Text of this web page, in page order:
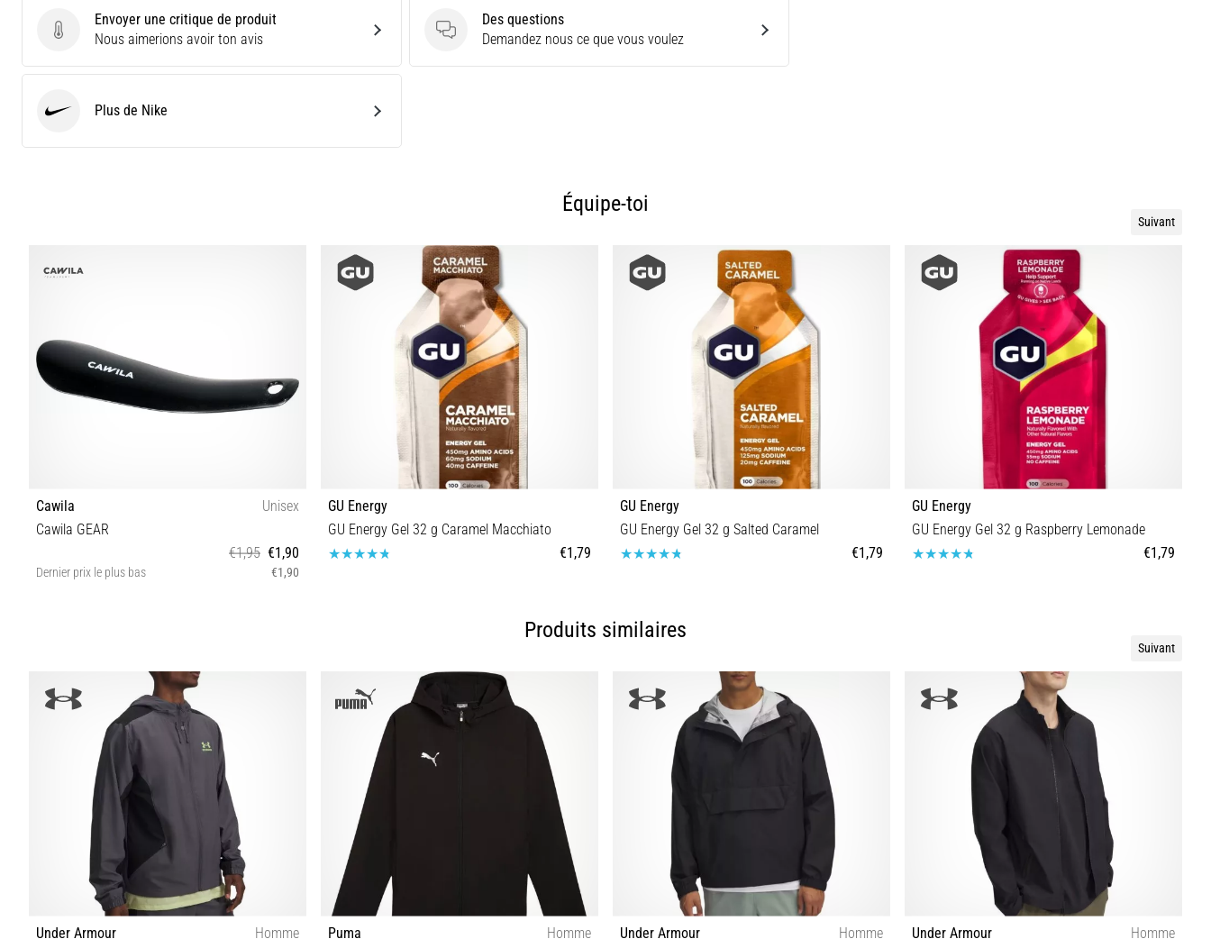
Envoyer une critique de produit
Envoyer une critique de produit
Nous aimerions avoir ton avis
Des questions
Des questions
Demandez nous ce que vous voulez
Plus de Nike
Équipe-toi
Cawila
Unisex
Cawila GEAR
€1,95 €1,90
Dernier prix le plus bas €1,90
GU Energy
GU Energy Gel 32 g Caramel Macchiato
€1,79
GU Energy
GU Energy Gel 32 g Salted Caramel
€1,79
GU Energy
GU Energy Gel 32 g Raspberry Lemonade
€1,79
Suivant
Produits similaires
Under Armour
Homme
Puma
Homme
Under Armour
Homme
Under Armour
Homme
Suivant